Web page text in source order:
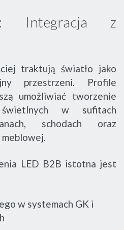
Integracja z
traktują światło jako
przestrzeni. Profile
umożliwiać tworzenie
w sufitach
schodach oraz
LED B2B istotna jest
w systemach GK i